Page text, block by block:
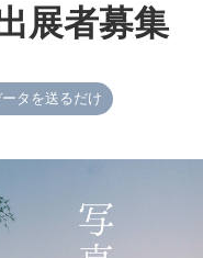
展者募集
ータを送るだけ